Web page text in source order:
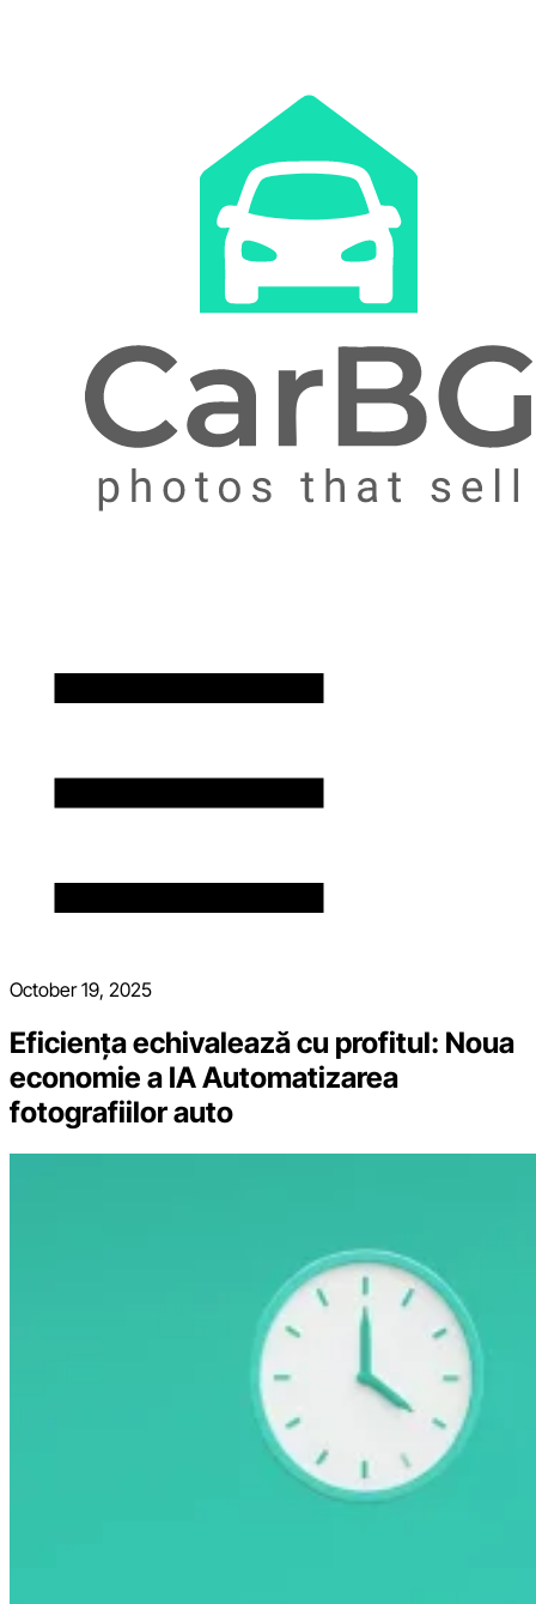
October 19, 2025
Eficiența echivalează cu profitul: Noua
economie a IA Automatizarea
fotografiilor auto